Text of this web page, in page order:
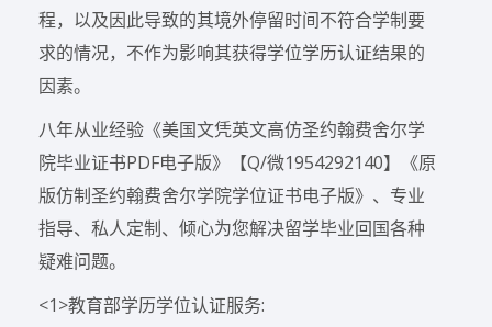
程，以及因此导致的其境外停留时间不符合学制要
求的情况，不作为影响其获得学位学历认证结果的
因素。
八年从业经验《美国文凭英文高仿圣约翰费舍尔学
院毕业证书PDF电子版》【Q/微1954292140】《原
版仿制圣约翰费舍尔学院学位证书电子版》、专业
指导、私人定制、倾心为您解决留学毕业回国各种
疑难问题。
<1>教育部学历学位认证服务: